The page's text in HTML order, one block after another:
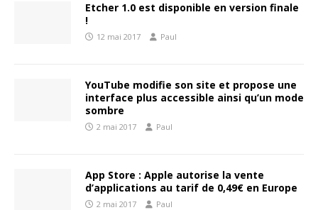
Etcher 1.0 est disponible en version finale
!
12 mai 2017 Paul
YouTube modifie son site et propose une
interface plus accessible ainsi qu’un mode
sombre
2 mai 2017 Paul
App Store : Apple autorise la vente
d’applications au tarif de 0,49€ en Europe
2 mai 2017 Paul